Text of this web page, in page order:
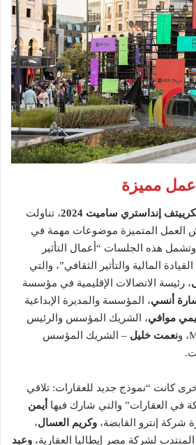
مميزة
إنداستري ساميت 2024
، تناولت
العمل المتميزة موضوعات مهمة في
هذه الجلسات “أعمال التأثير
المالية والتأثير الثقافي”، والتي
، رئيسة الاتصالات الإقليمية في مؤسسة
أنسي، المؤسسة والمديرة الإبداعية
موافي، الشريك المؤسس والرئيس
نعمت خليل – الشريك المؤسس
كانت “نموذج جديد للعقارات: تلاقي
في العقارات” والتي شارك فيها أيمن
إنترو القابضة، وكريم العسال،
لشركة مصر إيطاليا العقارية، وعبد